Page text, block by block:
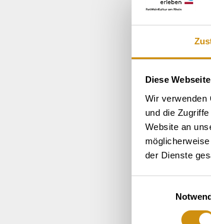
Diese
Wir verwenden
und die
Website an
der Dienste